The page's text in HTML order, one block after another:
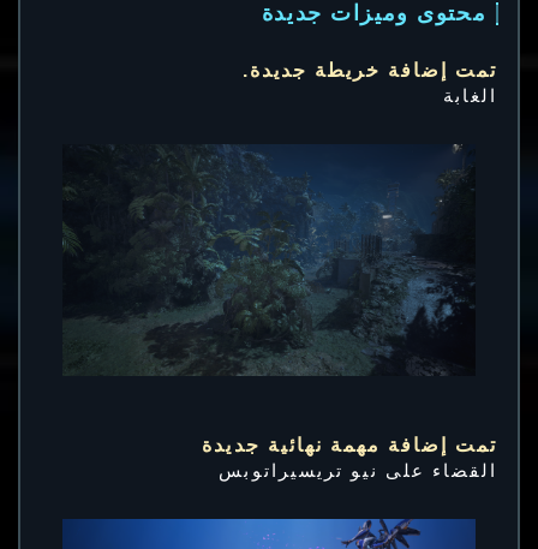
محتوى وميزات جديدة
تمت إضافة خريطة جديدة.
الغابة
تمت إضافة مهمة نهائية جديدة
القضاء على نيو تريسيراتوبس